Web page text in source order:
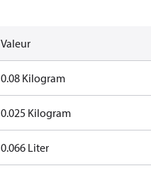
Valeur
0.08 Kilogram
0.025 Kilogram
0.066 Liter